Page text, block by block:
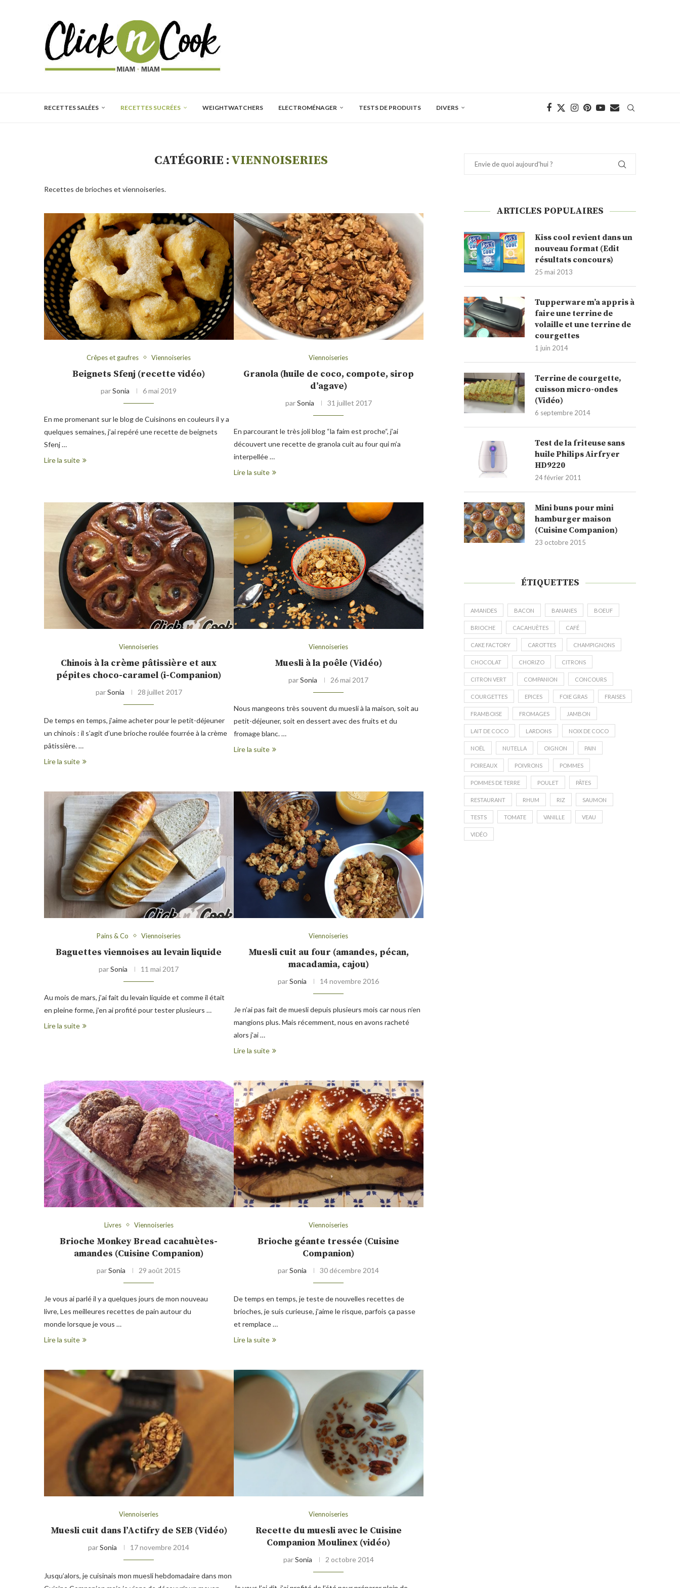
RECETTES SALÉES RECETTES SUCRÉES WEIGHTWATCHERS ELECTROMÉNAGER TESTS DE PRODUITS DIVERS
CATÉGORIE : VIENNOISERIES
Recettes de brioches et viennoiseries.
Crêpes et gaufres Viennoiseries
Beignets Sfenj (recette vidéo)
parSonia 6 mai 2019
En me promenant sur le blog de Cuisinons en couleurs il y a
quelques semaines, j’ai repéré une recette de beignets
Sfenj …
Lire la suite
Viennoiseries
Granola (huile de coco, compote, sirop
d’agave)
parSonia 31 juillet 2017
En parcourant le très joli blog “la faim est proche“, j’ai
découvert une recette de granola cuit au four qui m’a
interpellée …
Lire la suite
Viennoiseries
Chinois à la crème pâtissière et aux
pépites choco-caramel (i-Companion)
parSonia 28 juillet 2017
De temps en temps, j’aime acheter pour le petit-déjeuner
un chinois : il s’agit d’une brioche roulée fourrée à la crème
pâtissière. …
Lire la suite
Viennoiseries
Muesli à la poêle (Vidéo)
parSonia 26 mai 2017
Nous mangeons très souvent du muesli à la maison, soit au
petit-déjeuner, soit en dessert avec des fruits et du
fromage blanc. …
Lire la suite
Pains & Co Viennoiseries
Baguettes viennoises au levain liquide
parSonia 11 mai 2017
Au mois de mars, j’ai fait du levain liquide et comme il était
en pleine forme, j’en ai profité pour tester plusieurs …
Lire la suite
Viennoiseries
Muesli cuit au four (amandes, pécan,
macadamia, cajou)
parSonia 14 novembre 2016
Je n’ai pas fait de muesli depuis plusieurs mois car nous n’en
mangions plus. Mais récemment, nous en avons racheté
alors j’ai …
Lire la suite
Livres Viennoiseries
Brioche Monkey Bread cacahuètes-
amandes (Cuisine Companion)
parSonia 29 août 2015
Je vous ai parlé il y a quelques jours de mon nouveau
livre, Les meilleures recettes de pain autour du
monde lorsque je vous …
Lire la suite
Viennoiseries
Brioche géante tressée (Cuisine
Companion)
parSonia 30 décembre 2014
De temps en temps, je teste de nouvelles recettes de
brioches, je suis curieuse, j’aime le risque, parfois ça passe
et remplace …
Lire la suite
Viennoiseries
Muesli cuit dans l’Actifry de SEB (Vidéo)
parSonia 17 novembre 2014
Jusqu’alors, je cuisinais mon muesli hebdomadaire dans mon
Viennoiseries
Recette du muesli avec le Cuisine
Companion Moulinex (vidéo)
parSonia 2 octobre 2014
ARTICLES POPULAIRES
Kiss cool revient dans un
nouveau format (Edit
résultats concours)
25 mai 2013
Tupperware m’a appris à
faire une terrine de
volaille et une terrine de
courgettes
1 juin 2014
Terrine de courgette,
cuisson micro-ondes
(Vidéo)
6 septembre 2014
Test de la friteuse sans
huile Philips Airfryer
HD9220
24 février 2011
Mini buns pour mini
hamburger maison
(Cuisine Companion)
23 octobre 2015
ÉTIQUETTES
AMANDES BACON BANANES BOEUF
BRIOCHE CACAHUÈTES CAFÉ
CAKE FACTORY CAROTTES CHAMPIGNONS
CHOCOLAT CHORIZO CITRONS
CITRON VERT COMPANION CONCOURS
COURGETTES EPICES FOIE GRAS FRAISES
FRAMBOISE FROMAGES JAMBON
LAIT DE COCO LARDONS NOIX DE COCO
NOËL NUTELLA OIGNON PAIN
POIREAUX POIVRONS POMMES
POMMES DE TERRE POULET PÂTES
RESTAURANT RHUM RIZ SAUMON
TESTS TOMATE VANILLE VEAU
VIDÉO